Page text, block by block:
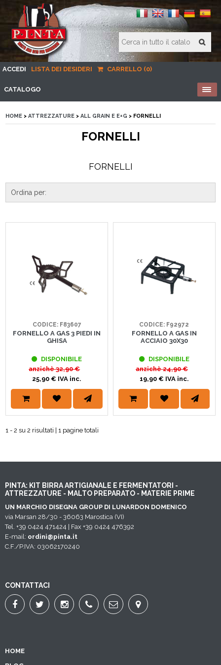
ACCEDI LISTA DEI DESIDERI CARRELLO (0)
CATALOGO
HOME >ATTREZZATURE >ALL GRAIN E E+G > FORNELLI
FORNELLI
FORNELLI
CODICE: F83607
FORNELLO A GAS 3 PIEDI IN
GHISA
DISPONIBILE
anzichè32,90 €
25,90 € IVA inc.
CODICE: F92972
FORNELLO A GAS IN
ACCIAIO 30X30
DISPONIBILE
anzichè24,90 €
19,90 € IVA inc.
1 - 2 su 2 risultati | 1 pagine totali
PINTA: KIT BIRRA ARTIGIANALE E FERMENTATORI -
ATTREZZATURE - MALTO PREPARATO - MATERIE PRIME
UN MARCHIO DISEGNA GROUP DI LUNARDON DOMENICO
via Marsan 28/30 - 36063 Marostica (VI)
Tel. +39 0424 471424 | Fax +39 0424 476392
E-mail: ordini@pinta.it
C.F./P.IVA: 03062170240
CONTATTACI
HOME